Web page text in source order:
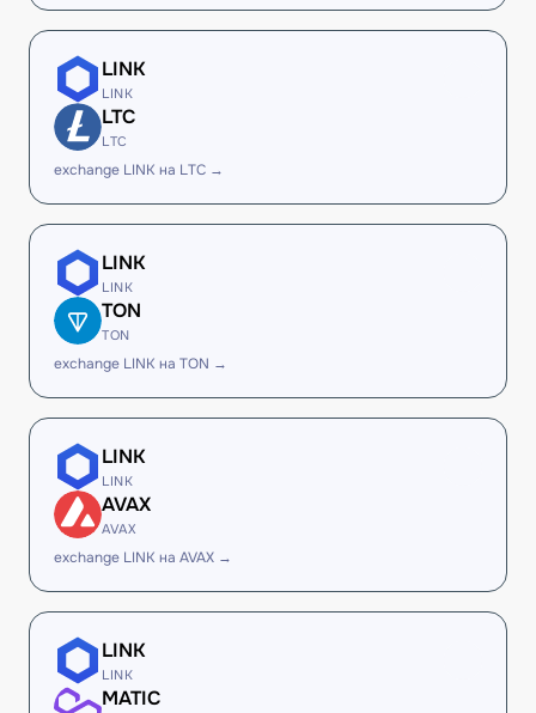
LINK
LINK
LTC
LTC
exchange LINK на LTC →
LINK
LINK
TON
TON
exchange LINK на TON →
LINK
LINK
AVAX
AVAX
exchange LINK на AVAX →
LINK
LINK
MATIC